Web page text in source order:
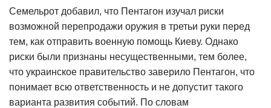
Семельрот добавил, что Пентагон изучал риски
возможной перепродажи оружия в третьи руки перед
тем, как отправить военную помощь Киеву. Однако
риски были признаны несущественными, тем более,
что украинское правительство заверило Пентагон, что
понимает всю ответственность и не допустит такого
варианта развития событий. По словам